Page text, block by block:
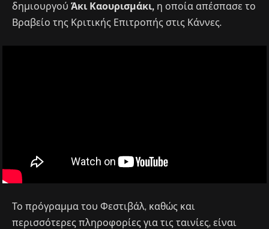
δημιουργού Άκι Καουρισμάκι, η οποία απέσπασε το
Βραβείο της Κριτικής Επιτροπής στις Κάννες.
Το πρόγραμμα του Φεστιβάλ, καθώς και
περισσότερες πληροφορίες για τις ταινίες, είναι